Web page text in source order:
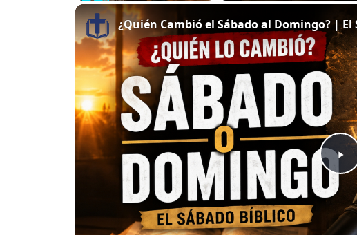
PlayUnmute Fullscreen
P
¿Quién Cambió el Sábado al Domingo? | El